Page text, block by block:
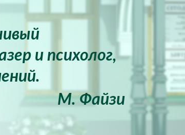
и психолог,
М. Файзи